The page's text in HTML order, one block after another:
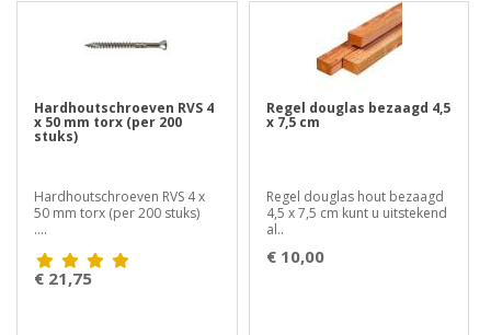
Hardhoutschroeven RVS 4
x 50 mm torx (per 200
stuks)
Hardhoutschroeven RVS 4 x
50 mm torx (per 200 stuks)
....
€ 21,75
Regel douglas bezaagd 4,5
x 7,5 cm
Regel douglas hout bezaagd
4,5 x 7,5 cm kunt u uitstekend
al..
€ 10,00